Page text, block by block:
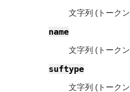
文字列 (トーク
name
文字列 (トーク
suftype
文字列 (トーク